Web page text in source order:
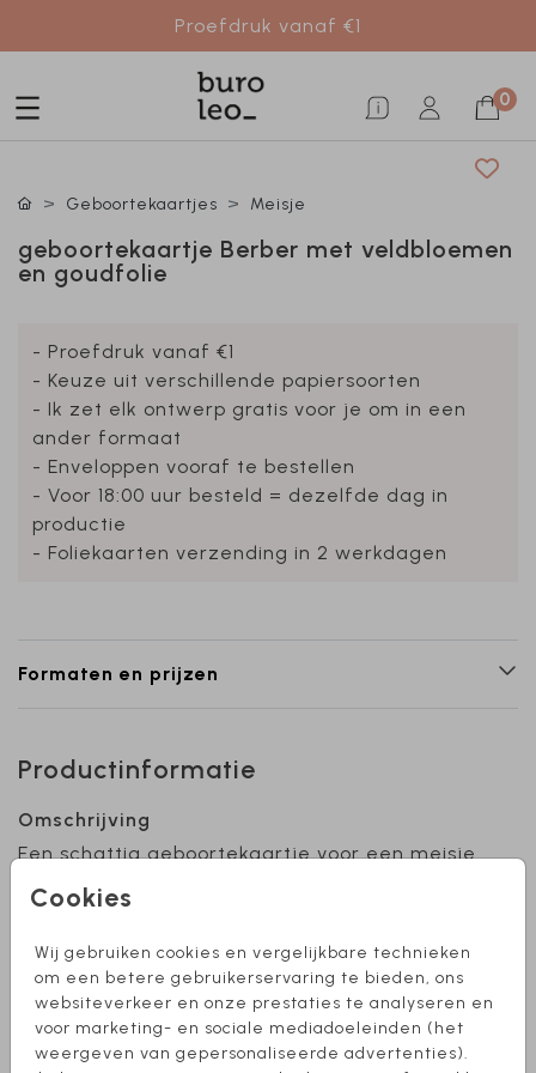
Proefdruk vanaf €1
0
Cookies
Wij gebruiken cookies en vergelijkbare technieken
om een betere gebruikerservaring te bieden, ons
websiteverkeer en onze prestaties te analyseren en
voor marketing- en sociale mediadoeleinden (het
weergeven van gepersonaliseerde advertenties).
Geboortekaartjes Meisje
geboortekaartje Berber met veldbloemen
en goudfolie
- Proefdruk vanaf €1
- Keuze uit verschillende papiersoorten
- Ik zet elk ontwerp gratis voor je om in een
ander formaat
- Enveloppen vooraf te bestellen
- Voor 18:00 uur besteld = dezelfde dag in
productie
- Foliekaarten verzending in 2 werkdagen
Formaten en prijzen
Productinformatie
Omschrijving
Een schattig geboortekaartje voor een meisje
met veldbloemen. De achtergrond, foliekleur
en het lettertype zijn naar wens aan te
passen. Hulp nodig bij het ontwerpen van je
kaartje? Stuur mij een berichtje, ik help je
graag!
Toon meer
Collectie